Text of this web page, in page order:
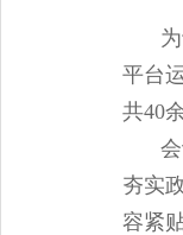
平台
共40
夯实
容紧